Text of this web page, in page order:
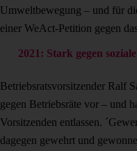
Umweltbewegung – und für
einer WeAct-Petition gegen
2021: Stark gegen
Betriebsratsvorsitzender Ralf
gegen Betriebsräte vor – und
Vorsitzenden entlassen.
dagegen gewehrt und